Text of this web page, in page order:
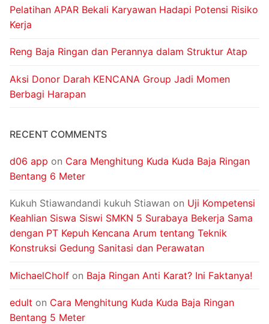
Pelatihan APAR Bekali Karyawan Hadapi Potensi Risiko
Kerja
Reng Baja Ringan dan Perannya dalam Struktur Atap
Aksi Donor Darah KENCANA Group Jadi Momen
Berbagi Harapan
RECENT COMMENTS
d06 app on Cara Menghitung Kuda Kuda Baja Ringan
Bentang 6 Meter
Kukuh Stiawandandi kukuh Stiawan on Uji Kompetensi
Keahlian Siswa Siswi SMKN 5 Surabaya Bekerja Sama
dengan PT Kepuh Kencana Arum tentang Teknik
Konstruksi Gedung Sanitasi dan Perawatan
MichaelCholf on Baja Ringan Anti Karat? Ini Faktanya!
edult on Cara Menghitung Kuda Kuda Baja Ringan
Bentang 5 Meter